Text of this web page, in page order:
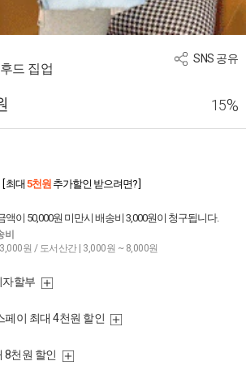
SNS 공유
드 집업
15%
[ 최대 5천원 추가할인 받으려면? ]
액이 50,000원 미만시 배송비 3,000원이 청구됩니다.
비
원 / 도서산간 | 3,000원 ~ 8,000원
자할부
페이 최대 4천원 할인
8천원 할인